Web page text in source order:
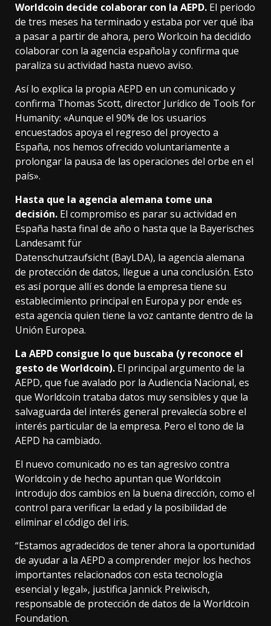
Worldcoin decide colaborar con la AEPD. El periodo
de tres meses ha terminado y estaba por ver qué iba
a pasar a partir de ahora, pero Worlcoin ha decidido
colaborar con la agencia española y confirma que
paraliza su actividad hasta nuevo aviso.
Así lo explica la propia AEPD en un comunicado y
confirma Thomas Scott, director Jurídico de Tools for
Humanity: «Aunque el 90% de los usuarios
encuestados apoya el regreso del proyecto a
España, nos hemos ofrecido voluntariamente a
prolongar la pausa de las operaciones del orbe en el
país».
Hasta que la agencia alemana tome una
decisión. El compromiso es parar su actividad en
España hasta final de año o hasta que la Bayerisches
Landesamt für
Datenschutzaufsicht (BayLDA), la agencia alemana
de protección de datos, llegue a una conclusión. Esto
es así porque allí es donde la empresa tiene su
establecimiento principal en Europa y por ende es
esta agencia quien tiene la voz cantante dentro de la
Unión Europea.
La AEPD consigue lo que buscaba (y reconoce el
gesto de Worldcoin). El principal argumento de la
AEPD, que fue avalado por la Audiencia Nacional, es
que Worldcoin trataba datos muy sensibles y que la
salvaguarda del interés general prevalecía sobre el
interés particular de la empresa. Pero el tono de la
AEPD ha cambiado.
El nuevo comunicado no es tan agresivo contra
Worldcoin y de hecho apuntan que Worldcoin
introdujo dos cambios en la buena dirección, como el
control para verificar la edad y la posibilidad de
eliminar el código del iris.
“Estamos agradecidos de tener ahora la oportunidad
de ayudar a la AEPD a comprender mejor los hechos
importantes relacionados con esta tecnología
esencial y legal», justifica Jannick Preiwisch,
responsable de protección de datos de la Worldcoin
Foundation.